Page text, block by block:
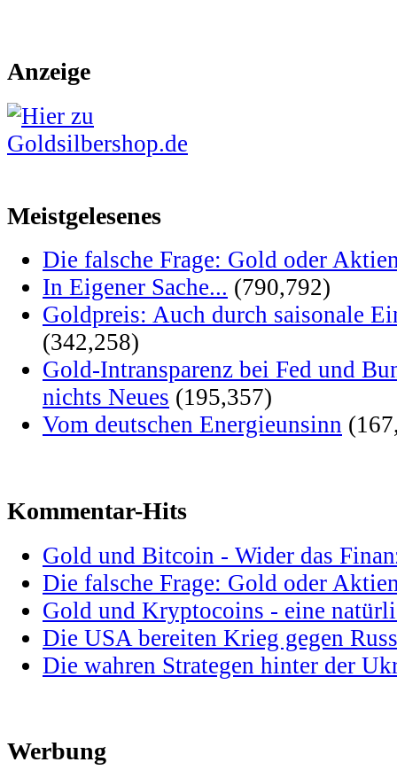
Anzeige
Meistgelesenes
Die falsche Frage: Gold oder
In Eigener Sache... (790,792)
Goldpreis: Auch durch saisonale
(342,258)
Gold-Intransparenz bei Fed und
nichts Neues (195,357)
Vom deutschen Energieunsinn
Kommentar-Hits
Gold und Bitcoin - Wider das
Die falsche Frage: Gold oder
Gold und Kryptocoins - eine
Die USA bereiten Krieg gegen
Die wahren Strategen hinter der
Werbung